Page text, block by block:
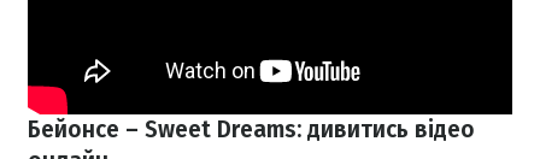
Бейонсе – Sweet Dreams: дивитись відео